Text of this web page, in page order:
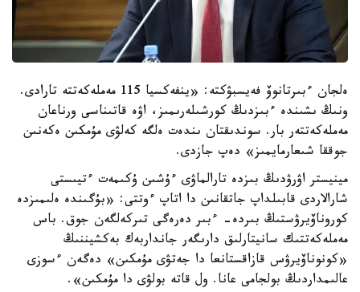
ەلجان ءبىرتانوۆ فەيسبۋكتە: «ينفەكسيا 115 مەملەكەتتە تارادى.
ونىڭ ىشىندە ءبىزدىڭ كورشىلەرىمىز، اۋە قاتىناسى ورناعان
مەملەكەتتەر بار. سوندىقتان ىندەت ەلگە كەلۋى مۇمكىن ەكەنىن
جوققا شىعارمايمىز» دەپ جازدى.
مينيستر اۋرۋدىڭ بىزدە تارالماۋى ءۇشىن ۇكىمەت ءتيىستى
شارالاردى قابىلداپ جاتقانىن دا اتاپ ءوتتى: «بۇگىندە ەلىمىزدە
كوروناۆيرۋستىڭ بىردە- ءبىر دەرەگى تىركەلگەن جوق. باس
مەملەكەتتىك سانيتارلىق دارىگەر جانداربەك بەكشيننىڭ
«كونوناۆيرۋس قازاقستانعا دا جەتۋى مۇمكىن» دەگەن ءسوزى
عالىمداردىڭ بولجامى عانا. ول قاتە بولۋى دا مۇمكىن».